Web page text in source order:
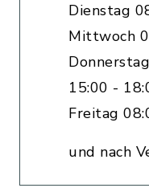
Dienstag
Mittwoch
15:00 -
Freitag
und nach